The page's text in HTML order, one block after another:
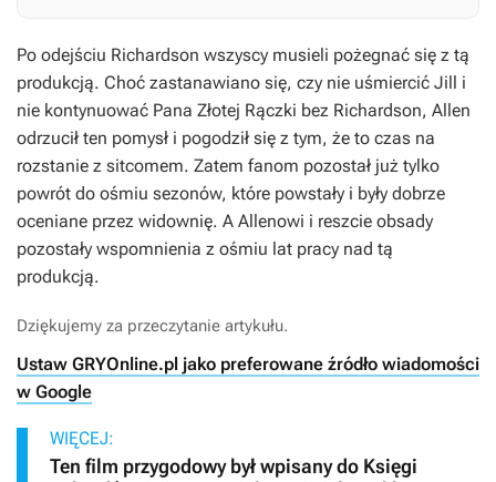
Po odejściu Richardson wszyscy musieli pożegnać się z tą
produkcją. Choć zastanawiano się, czy nie uśmiercić Jill i
nie kontynuować Pana Złotej Rączki bez Richardson, Allen
odrzucił ten pomysł i pogodził się z tym, że to czas na
rozstanie z sitcomem. Zatem fanom pozostał już tylko
powrót do ośmiu sezonów, które powstały i były dobrze
oceniane przez widownię. A Allenowi i reszcie obsady
pozostały wspomnienia z ośmiu lat pracy nad tą
produkcją.
Dziękujemy za przeczytanie artykułu.
Ustaw GRYOnline.pl jako preferowane źródło wiadomości
w Google
WIĘCEJ:
Ten film przygodowy był wpisany do Księgi